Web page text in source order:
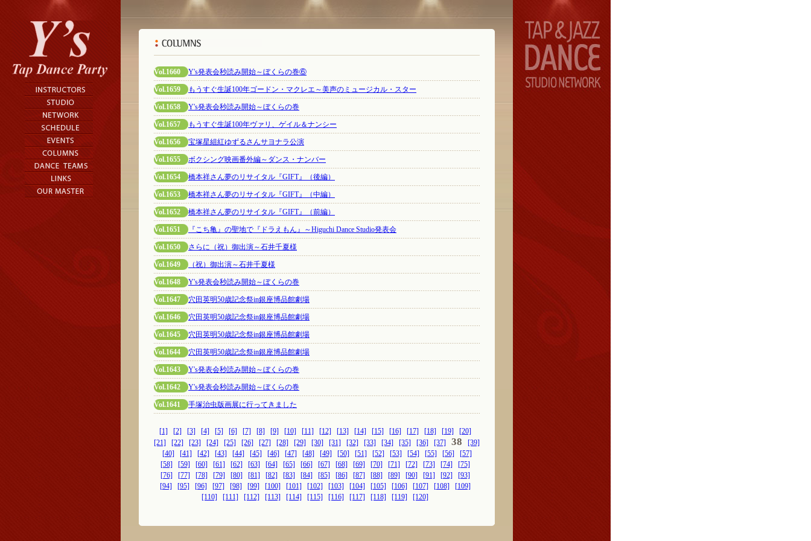
Vol.1660 Y's発表会秒読み開始～ぼくらの巻⑥
Vol.1659 もうすぐ生誕100年ゴードン・マクレエ～美声のミュージカル・スター
Vol.1658 Y's発表会秒読み開始～ぼくらの巻
Vol.1657 もうすぐ生誕100年ヴァリ、ゲイル＆ナンシー
Vol.1656 宝塚星組紅ゆずるさんサヨナラ公演
Vol.1655 ボクシング映画番外編～ダンス・ナンバー
Vol.1654 橋本祥さん夢のリサイタル『GIFT』（後編）
Vol.1653 橋本祥さん夢のリサイタル『GIFT』（中編）
Vol.1652 橋本祥さん夢のリサイタル『GIFT』（前編）
Vol.1651 『こち亀』の聖地で『ドラえもん』～Higuchi Dance Studio発表会
Vol.1650 さらに（祝）御出演～石井千夏様
Vol.1649 （祝）御出演～石井千夏様
Vol.1648 Y's発表会秒読み開始～ぼくらの巻
Vol.1647 穴田英明50歳記念祭in銀座博品館劇場
Vol.1646 穴田英明50歳記念祭in銀座博品館劇場
Vol.1645 穴田英明50歳記念祭in銀座博品館劇場
Vol.1644 穴田英明50歳記念祭in銀座博品館劇場
Vol.1643 Y's発表会秒読み開始～ぼくらの巻
Vol.1642 Y's発表会秒読み開始～ぼくらの巻
Vol.1641 手塚治虫版画展に行ってきました
[1] [2] [3] [4] [5] [6] [7] [8] [9] [10] [11] [12] [13] [14] [15] [16] [17] [18] [19]
[20]
[21]
[22] [23] [24] [25] [26] [27] [28] [29] [30] [31] [32] [33] [34] [35] [36] [37] 38
[39]
[40]
[41] [42] [43] [44] [45] [46] [47] [48] [49] [50] [51] [52] [53] [54] [55] [56]
[57]
[58]
[59] [60] [61] [62] [63] [64] [65] [66] [67] [68] [69] [70] [71] [72] [73] [74]
[75]
[76]
[77] [78] [79] [80] [81] [82] [83] [84] [85] [86] [87] [88] [89] [90] [91] [92]
[93]
[94]
[95] [96] [97] [98] [99] [100] [101] [102] [103] [104] [105] [106] [107] [108]
[109]
[110]
[111] [112] [113] [114] [115] [116] [117] [118] [119] [120]